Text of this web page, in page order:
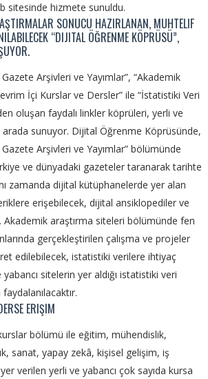
sitesinde hizmete sunuldu.
SONUCU HAZIRLANAN, MUHTELIF
“DIJITAL ÖĞRENME KÖPRÜSÜ”,
Arşivleri ve Yayımlar”, “Akademik
İçi Kurslar ve Dersler” ile “İstatistiki Veri
oluşan faydalı linkler köprüleri, yerli ve
arada sunuyor. Dijital Öğrenme Köprüsünde,
Arşivleri ve Yayımlar” bölümünde
ve dünyadaki gazeteler taranarak tarihte
zamanda dijital kütüphanelerde yer alan
erişebilecek, dijital ansiklopediler ve
Akademik araştırma siteleri bölümünde fen
gerçekleştirilen çalışma ve projeler
edilebilecek, istatistiki verilere ihtiyaç
sitelerin yer aldığı istatistiki veri
ERIŞIM
bölümü ile eğitim, mühendislik,
sanat, yapay zekâ, kişisel gelişim, iş
verilen yerli ve yabancı çok sayıda kursa